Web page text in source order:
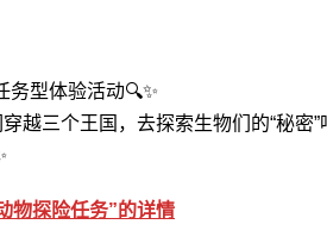
务型体验活动🔍✨
越三个王国，去探索生物们的“秘密”
物探险任务”的详情